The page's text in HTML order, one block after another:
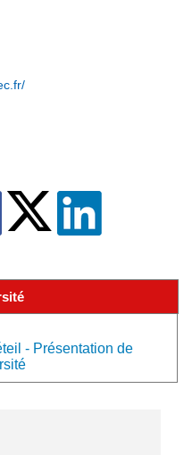
- Présentation de